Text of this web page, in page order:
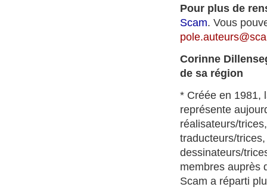
Pour plus de
Scam. Vous
pole.auteurs@
Corinne
de sa région
* Créée en 1981,
représente
réalisateurs/
traducteurs/
dessinateurs/
membres auprès
Scam a réparti